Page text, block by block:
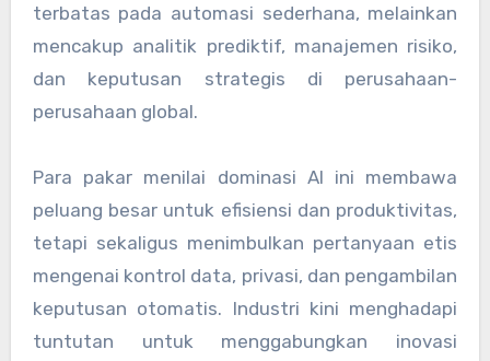
terbatas pada automasi sederhana, melainkan
mencakup analitik prediktif, manajemen risiko,
dan keputusan strategis di perusahaan-
perusahaan global.
Para pakar menilai dominasi AI ini membawa
peluang besar untuk efisiensi dan produktivitas,
tetapi sekaligus menimbulkan pertanyaan etis
mengenai kontrol data, privasi, dan pengambilan
keputusan otomatis. Industri kini menghadapi
tuntutan untuk menggabungkan inovasi